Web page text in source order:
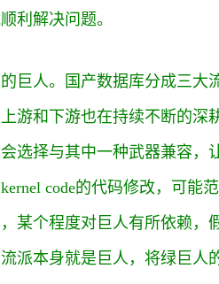
利解决问题。
巨人。国产数据库分成三大
游和下游也在持续不断的深
选择与其中一种武器兼容，
code的代码修改，可能
某个程度对巨人有所依赖，
派本身就是巨人，将绿巨人